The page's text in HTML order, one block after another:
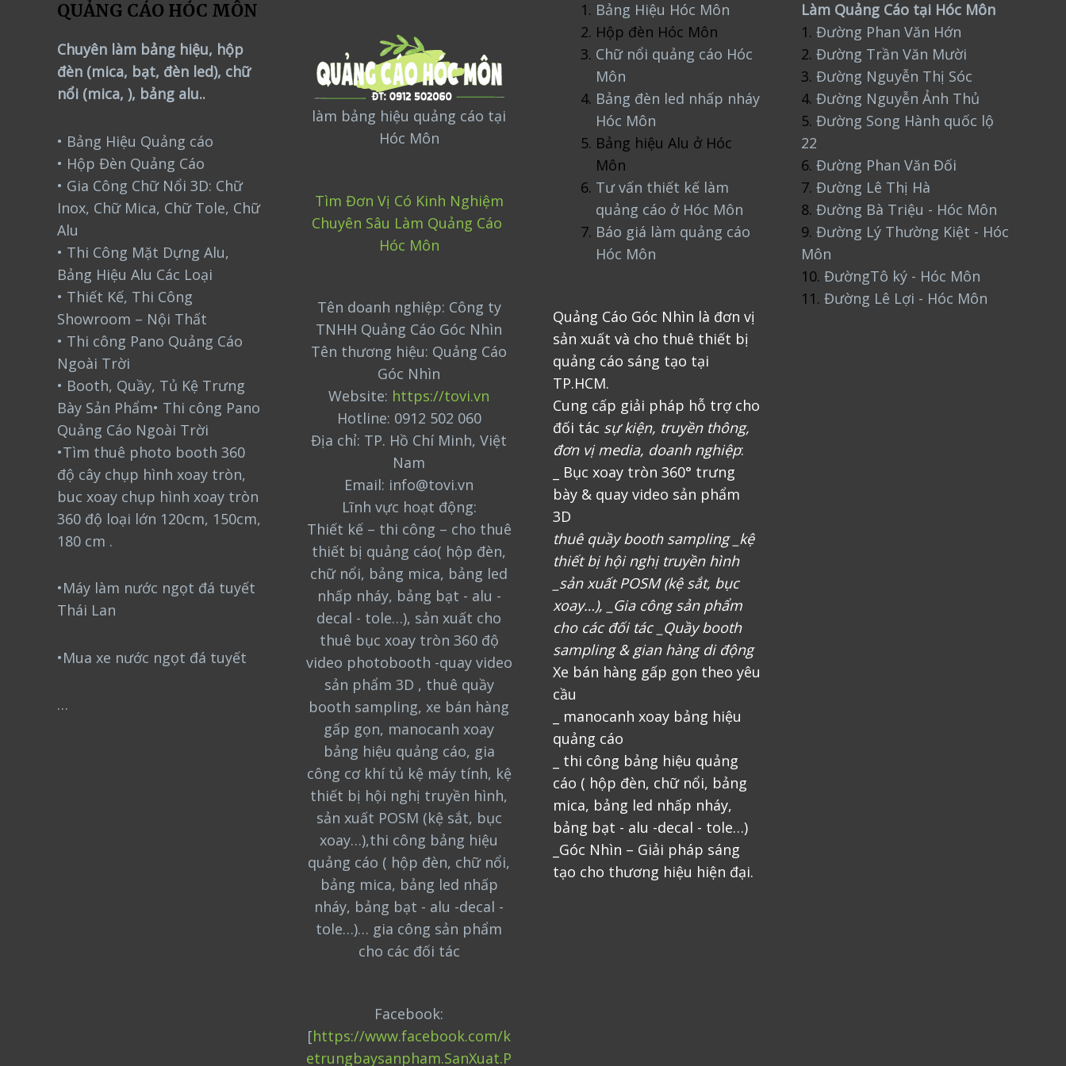
QUẢNG CÁO HÓC MÔN
Chuyên làm bảng hiệu, hộp
đèn (mica, bạt, đèn led), chữ
nổi (mica, ), bảng alu..
• Bảng Hiệu Quảng cáo
• Hộp Đèn Quảng Cáo
• Gia Công Chữ Nổi 3D: Chữ
Inox, Chữ Mica, Chữ Tole, Chữ
Alu
• Thi Công Mặt Dựng Alu,
Bảng Hiệu Alu Các Loại
• Thiết Kế, Thi Công
Showroom – Nội Thất
• Thi công Pano Quảng Cáo
Ngoài Trời
• Booth, Quầy, Tủ Kệ Trưng
Bày Sản Phẩm• Thi công Pano
Quảng Cáo Ngoài Trời
•Tìm thuê photo booth 360
độ cây chụp hình xoay tròn,
buc xoay chụp hình xoay tròn
360 độ loại lớn 120cm, 150cm,
180 cm .
•Máy làm nước ngọt đá tuyết
Thái Lan
•Mua xe nước ngọt đá tuyết
…
làm bảng hiệu quảng cáo tại
Hóc Môn
Tìm Đơn Vị Có Kinh Nghiệm
Chuyên Sâu Làm Quảng Cáo
Hóc Môn
Tên doanh nghiệp: Công ty
TNHH Quảng Cáo Góc Nhìn
Tên thương hiệu: Quảng Cáo
Góc Nhìn
Website: https://tovi.vn
Hotline: 0912 502 060
Địa chỉ: TP. Hồ Chí Minh, Việt
Nam
Email: info@tovi.vn
Lĩnh vực hoạt động:
Thiết kế – thi công – cho thuê
thiết bị quảng cáo( hộp đèn,
chữ nổi, bảng mica, bảng led
nhấp nháy, bảng bạt - alu -
decal - tole…), sản xuất cho
thuê bục xoay tròn 360 độ
video photobooth -quay video
sản phẩm 3D , thuê quầy
booth sampling, xe bán hàng
gấp gọn, manocanh xoay
bảng hiệu quảng cáo, gia
công cơ khí tủ kệ máy tính, kệ
thiết bị hội nghị truyền hình,
sản xuất POSM (kệ sắt, bục
xoay…),thi công bảng hiệu
quảng cáo ( hộp đèn, chữ nổi,
bảng mica, bảng led nhấp
nháy, bảng bạt - alu -decal -
tole…)… gia công sản phẩm
cho các đối tác
Facebook:
[https://www.facebook.com/k
etrungbaysanpham.SanXuat.P
Bảng Hiệu Hóc Môn
Hộp đèn Hóc Môn
Chữ nổi quảng cáo Hóc
Môn
Bảng đèn led nhấp nháy
Hóc Môn
Bảng hiệu Alu ở Hóc
Môn
Tư vấn thiết kế làm
quảng cáo ở Hóc Môn
Báo giá làm quảng cáo
Hóc Môn
Quảng Cáo Góc Nhìn là đơn vị
sản xuất và cho thuê thiết bị
quảng cáo sáng tạo tại
TP.HCM.
Cung cấp giải pháp hỗ trợ cho
đối tác sự kiện, truyền thông,
đơn vị media, doanh nghiệp:
_ Bục xoay tròn 360° trưng
bày & quay video sản phẩm
3D
thuê quầy booth sampling _kệ
thiết bị hội nghị truyền hình
_sản xuất POSM (kệ sắt, bục
xoay…), _Gia công sản phẩm
cho các đối tác _Quầy booth
sampling & gian hàng di động
Xe bán hàng gấp gọn theo yêu
cầu
_ manocanh xoay bảng hiệu
quảng cáo
_ thi công bảng hiệu quảng
cáo ( hộp đèn, chữ nổi, bảng
mica, bảng led nhấp nháy,
bảng bạt - alu -decal - tole…)
_Góc Nhìn – Giải pháp sáng
tạo cho thương hiệu hiện đại.
Làm Quảng Cáo tại Hóc Môn
1. Đường Phan Văn Hớn
2. Đường Trần Văn Mười
3. Đường Nguyễn Thị Sóc
4. Đường Nguyễn Ảnh Thủ
5. Đường Song Hành quốc lộ
22
6. Đường Phan Văn Đối
7. Đường Lê Thị Hà
8. Đường Bà Triệu - Hóc Môn
9. Đường Lý Thường Kiệt - Hóc
Môn
10. ĐườngTô ký - Hóc Môn
11. Đường Lê Lợi - Hóc Môn